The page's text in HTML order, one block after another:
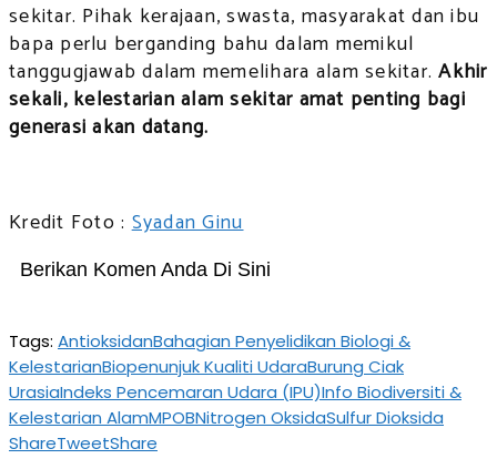
sekitar. Pihak kerajaan, swasta, masyarakat dan ibu
bapa perlu berganding bahu dalam memikul
tanggugjawab dalam memelihara alam sekitar. Akhir
sekali, kelestarian alam sekitar amat penting bagi
generasi akan datang.
Kredit Foto :Syadan Ginu
Berikan Komen Anda Di Sini
Tags: AntioksidanBahagian Penyelidikan Biologi &
KelestarianBiopenunjuk Kualiti UdaraBurung Ciak
UrasiaIndeks Pencemaran Udara (IPU)Info Biodiversiti &
Kelestarian AlamMPOBNitrogen OksidaSulfur Dioksida
ShareTweetShare